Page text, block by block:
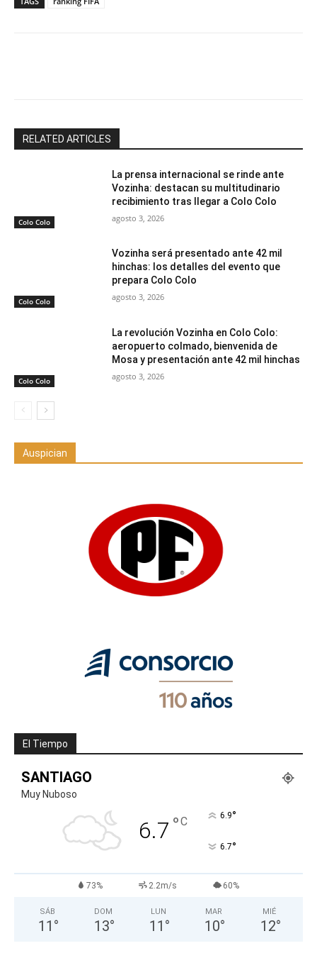
RELATED ARTICLES
Colo Colo
La prensa internacional se rinde ante
Vozinha: destacan su multitudinario
recibimiento tras llegar a Colo Colo
agosto 3, 2026
Colo Colo
Vozinha será presentado ante 42 mil
hinchas: los detalles del evento que
prepara Colo Colo
agosto 3, 2026
Colo Colo
La revolución Vozinha en Colo Colo:
aeropuerto colmado, bienvenida de
Mosa y presentación ante 42 mil hinchas
agosto 3, 2026
Auspician
El Tiempo
SANTIAGO
Muy Nuboso
6.7 °C 6.9°
6.7°
73% 2.2m/s 60%
SÁB
11 °
DOM
13°
LUN
11 °
MAR
10°
MIÉ
12°